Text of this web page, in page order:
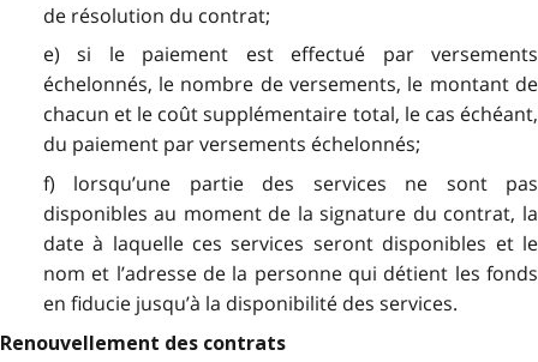
de résolution du contrat;
e) si le paiement est effectué par versements
échelonnés, le nombre de versements, le montant de
chacun et le coût supplémentaire total, le cas échéant,
du paiement par versements échelonnés;
f) lorsqu’une partie des services ne sont pas
disponibles au moment de la signature du contrat, la
date à laquelle ces services seront disponibles et le
nom et l’adresse de la personne qui détient les fonds
en fiducie jusqu’à la disponibilité des services.
Renouvellement des contrats